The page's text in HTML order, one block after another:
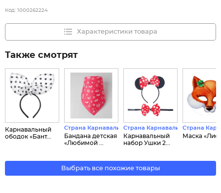
Код: 1000262224
Характеристики товара
Также смотрят
Карнавальный
ободок «Бант...
Страна Карнавалия
Бандана детская
«Любимой ...
Страна Карнавалия
Карнавальный
набор Ушки 2...
Страна
Маска
Выбрать все похожие товары